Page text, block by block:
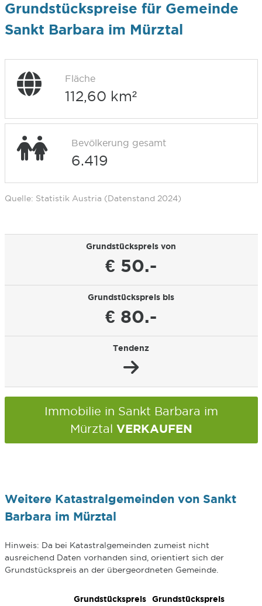
Grundstückspreise für Gemeinde
Sankt Barbara im Mürztal
Fläche
112,60 km²
Bevölkerung gesamt
6.419
Quelle: Statistik Austria (Datenstand 2024)
Grundstückspreis von
€ 50.-
Grundstückspreis bis
€ 80.-
Tendenz
Immobilie in Sankt Barbara im
Mürztal VERKAUFEN
Weitere Katastralgemeinden von Sankt
Barbara im Mürztal
Hinweis: Da bei Katastralgemeinden zumeist nicht
ausreichend Daten vorhanden sind, orientiert sich der
Grundstückspreis an der übergeordneten Gemeinde.
Grundstückspreis
Grundstückspreis